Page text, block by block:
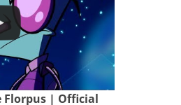
Florpus | Official